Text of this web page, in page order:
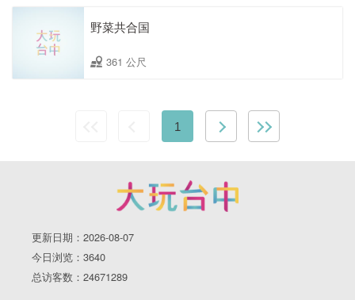
野菜共合国
361 公尺
1
更新日期：2026-08-07
今日浏览：3640
总访客数：24671289